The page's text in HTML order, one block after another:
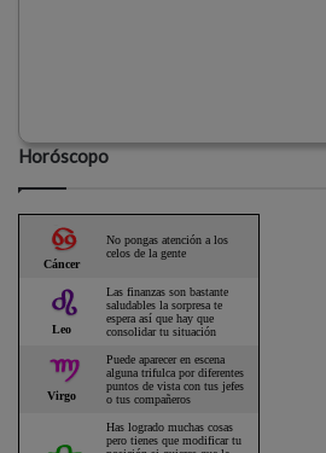
Horóscopo